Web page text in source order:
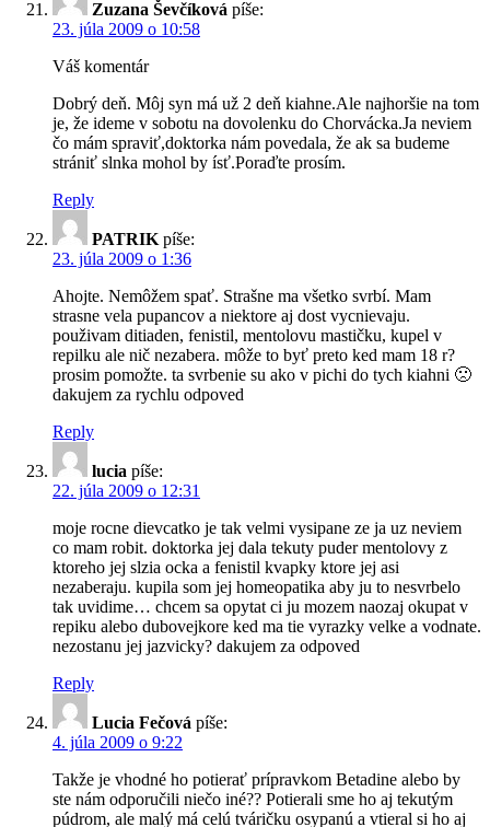
Zuzana Ševčíková píše:
23. júla 2009 o 10:58
Váš komentár
Dobrý deň. Môj syn má už 2 deň kiahne.Ale najhoršie na tom
je, že ideme v sobotu na dovolenku do Chorvácka.Ja neviem
čo mám spraviť,doktorka nám povedala, že ak sa budeme
strániť slnka mohol by ísť.Poraďte prosím.
Reply
PATRIKpíše:
23. júla 2009 o 1:36
Ahojte. Nemôžem spať. Strašne ma všetko svrbí. Mam
strasne vela pupancov a niektore aj dost vycnievaju.
použivam ditiaden, fenistil, mentolovu mastičku, kupel v
repilku ale nič nezabera. môže to byť preto ked mam 18 r?
prosim pomožte. ta svrbenie su ako v pichi do tych kiahni 🙁
dakujem za rychlu odpoved
Reply
lucia píše:
22. júla 2009 o 12:31
moje rocne dievcatko je tak velmi vysipane ze ja uz neviem
co mam robit. doktorka jej dala tekuty puder mentolovy z
ktoreho jej slzia ocka a fenistil kvapky ktore jej asi
nezaberaju. kupila som jej homeopatika aby ju to nesvrbelo
tak uvidime… chcem sa opytat ci ju mozem naozaj okupat v
repiku alebo dubovejkore ked ma tie vyrazky velke a vodnate.
nezostanu jej jazvicky? dakujem za odpoved
Reply
Lucia Fečová píše:
4. júla 2009 o 9:22
Takže je vhodné ho potierať prípravkom Betadine alebo by
ste nám odporučili niečo iné?? Potierali sme ho aj tekutým
púdrom, ale malý má celú tváričku osypanú a vtieral si ho aj